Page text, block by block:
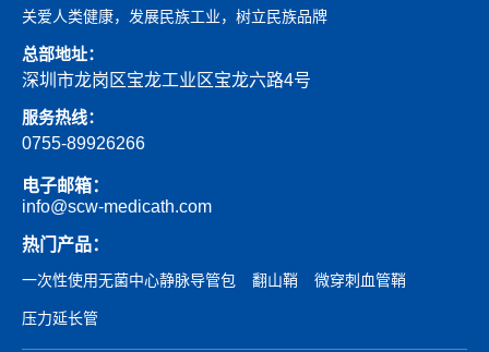
关爱人类健康，发展民族工业，树立民族品牌
总部地址：
深圳市龙岗区宝龙工业区宝龙六路4号
服务热线：
0755-89926266
电子邮箱：
info@scw-medicath.com
热门产品：
一次性使用无菌中心静脉导管包 翻山鞘 微穿刺血管鞘
压力延长管